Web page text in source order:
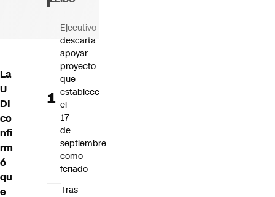
La
U
DI
co
nfi
rm
ó
qu
e
Ejecutivo
descarta
apoyar
proyecto
que
establece
el
17
de
septiembre
como
feriado
Tras